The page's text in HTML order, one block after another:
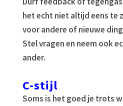
het echt niet altijd eens te
voor andere of nieuwe
Stel vragen en neem ook
ander.
C-stijl
Soms is het goed je trots